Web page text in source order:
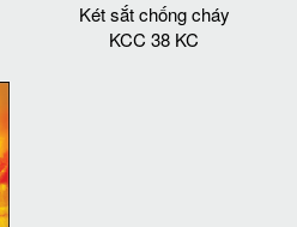
Két sắt chống cháy
KCC 38 KC